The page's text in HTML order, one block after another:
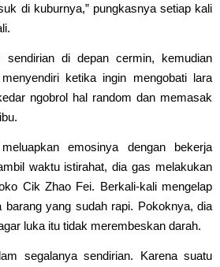
di kuburnya,” pungkasnya setiap kali
sendirian di depan cermin, kemudian
ketika ingin mengobati lara
ngobrol hal random dan memasak
emosinya dengan bekerja
waktu istirahat, dia gas melakukan
Cik Zhao Fei. Berkali-kali mengelap
barang yang sudah rapi. Pokoknya, dia
luka itu tidak merembeskan darah.
segalanya sendirian. Karena suatu